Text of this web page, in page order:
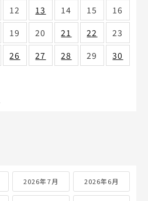
12 13 14 15
16
19 20 21 22
23
26 27 28 29
30
2026年7月 2026年6月